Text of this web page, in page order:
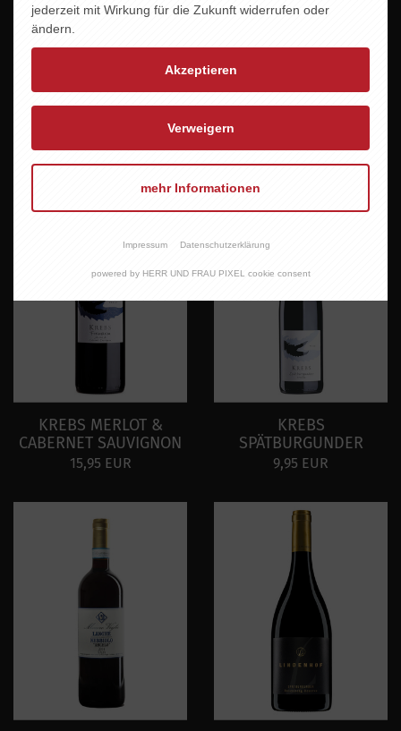
THE FINAL COUNTDOWN
KREBS MERLOT &
CABERNET SAUVIGNON
15,95 EUR
KREBS
SPÄTBURGUNDER
9,95 EUR
jederzeit mit Wirkung für die Zukunft widerrufen oder
ändern.
Akzeptieren
Verweigern
mehr Informationen
Impressum Datenschutzerklärung
powered by HERR UND FRAU PIXEL cookie consent